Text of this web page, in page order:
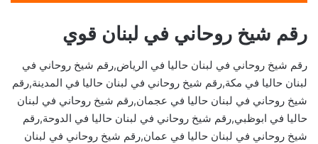
رقم شيخ روحاني في لبنان قوي
رقم شيخ روحاني في لبنان حاليا في الرياض,رقم شيخ روحاني في
لبنان حاليا في مكة,رقم شيخ روحاني في لبنان حاليا في المدينة,رقم
شيخ روحاني في لبنان حاليا في عجمان,رقم شيخ روحاني في لبنان
حاليا في ابوظبي,رقم شيخ روحاني في لبنان حاليا في الدوحة,رقم
شيخ روحاني في لبنان حاليا في عمان,رقم شيخ روحاني في لبنان